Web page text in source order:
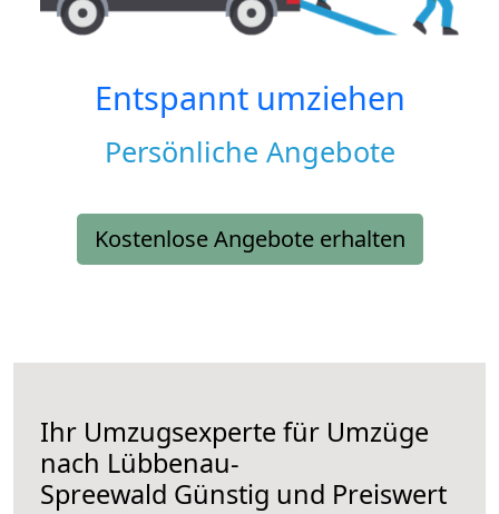
Entspannt umziehen
Persönliche Angebote
Kostenlose Angebote erhalten
Ihr Umzugsexperte für Umzüge
nach Lübbenau-
Spreewald Günstig und Preiswert